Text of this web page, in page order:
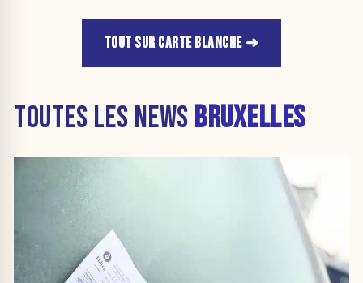
TOUT SUR CARTE BLANCHE
TOUTES LES NEWS BRUXELLES